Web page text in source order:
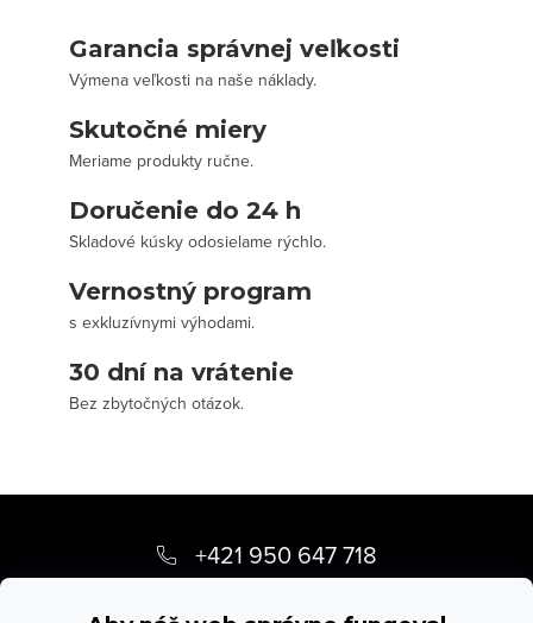
Garancia správnej veľkosti
Výmena veľkosti na naše náklady.
Skutočné miery
Meriame produkty ručne.
Doručenie do 24 h
Skladové kúsky odosielame rýchlo.
Vernostný program
s exkluzívnymi výhodami.
30 dní na vrátenie
Bez zbytočných otázok.
p
+421 950 647 718